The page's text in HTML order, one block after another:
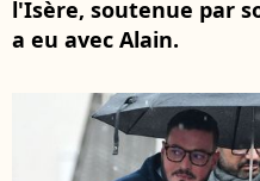
l'Isère, soutenue par
a eu avec Alain.